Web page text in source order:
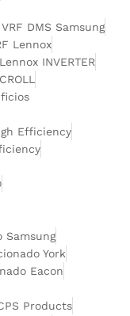
DMS Samsung
Lennox
INVERTER
Efficiency
Samsung
York
Eacon
Products